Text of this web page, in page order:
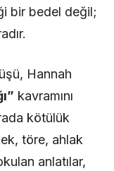
bir bedel değil;
Hannah
kavramını
kötülük
töre, ahlak
anlatılar,